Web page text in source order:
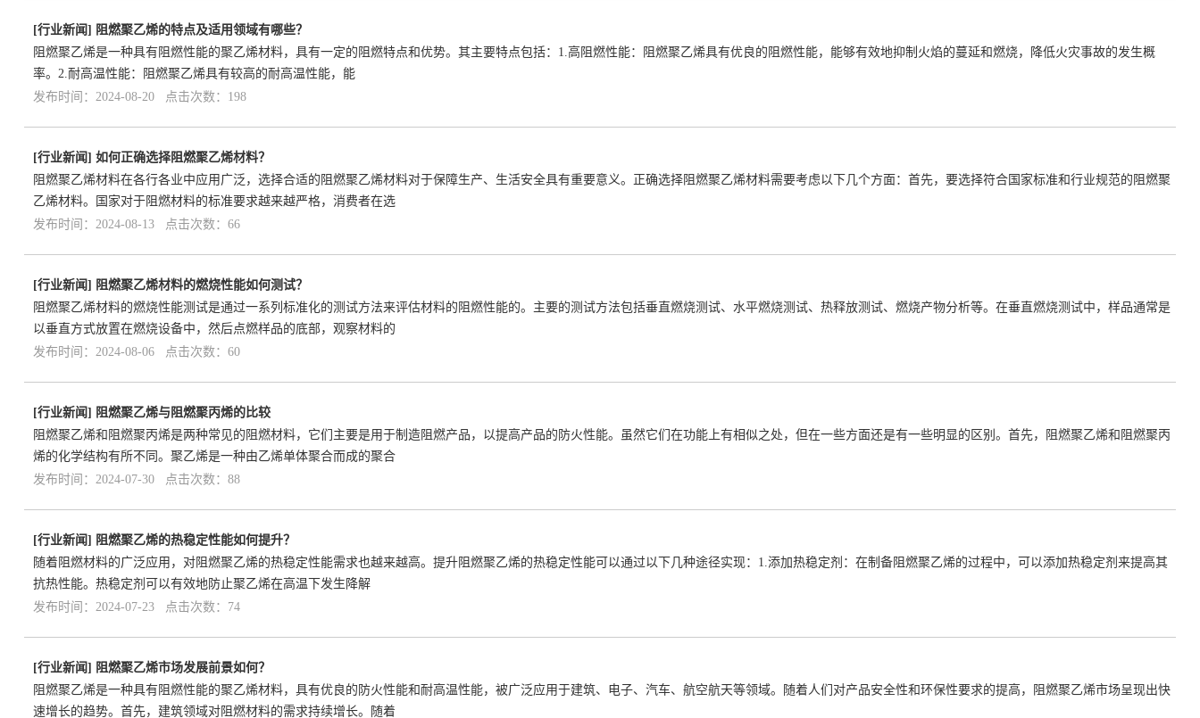
[行业新闻] 阻燃聚乙烯的特点及适用领域有哪些？
阻燃聚乙烯是一种具有阻燃性能的聚乙烯材料，具有一定的阻燃特点和优势。其主要特点包括：1.高阻燃性能：阻燃聚乙烯具有优良的阻燃性能，能够有效地抑制火焰的蔓延和燃烧，降低火灾事故的发生概
率。2.耐高温性能：阻燃聚乙烯具有较高的耐高温性能，能
发布时间：2024-08-20 点击次数：198
[行业新闻] 如何正确选择阻燃聚乙烯材料？
阻燃聚乙烯材料在各行各业中应用广泛，选择合适的阻燃聚乙烯材料对于保障生产、生活安全具有重要意义。正确选择阻燃聚乙烯材料需要考虑以下几个方面：首先，要选择符合国家标准和行业规范的阻燃聚
乙烯材料。国家对于阻燃材料的标准要求越来越严格，消费者在选
发布时间：2024-08-13 点击次数：66
[行业新闻] 阻燃聚乙烯材料的燃烧性能如何测试？
阻燃聚乙烯材料的燃烧性能测试是通过一系列标准化的测试方法来评估材料的阻燃性能的。主要的测试方法包括垂直燃烧测试、水平燃烧测试、热释放测试、燃烧产物分析等。在垂直燃烧测试中，样品通常是
以垂直方式放置在燃烧设备中，然后点燃样品的底部，观察材料的
发布时间：2024-08-06 点击次数：60
[行业新闻] 阻燃聚乙烯与阻燃聚丙烯的比较
阻燃聚乙烯和阻燃聚丙烯是两种常见的阻燃材料，它们主要是用于制造阻燃产品，以提高产品的防火性能。虽然它们在功能上有相似之处，但在一些方面还是有一些明显的区别。首先，阻燃聚乙烯和阻燃聚丙
烯的化学结构有所不同。聚乙烯是一种由乙烯单体聚合而成的聚合
发布时间：2024-07-30 点击次数：88
[行业新闻] 阻燃聚乙烯的热稳定性能如何提升？
随着阻燃材料的广泛应用，对阻燃聚乙烯的热稳定性能需求也越来越高。提升阻燃聚乙烯的热稳定性能可以通过以下几种途径实现：1.添加热稳定剂：在制备阻燃聚乙烯的过程中，可以添加热稳定剂来提高其
抗热性能。热稳定剂可以有效地防止聚乙烯在高温下发生降解
发布时间：2024-07-23 点击次数：74
[行业新闻] 阻燃聚乙烯市场发展前景如何？
阻燃聚乙烯是一种具有阻燃性能的聚乙烯材料，具有优良的防火性能和耐高温性能，被广泛应用于建筑、电子、汽车、航空航天等领域。随着人们对产品安全性和环保性要求的提高，阻燃聚乙烯市场呈现出快
速增长的趋势。首先，建筑领域对阻燃材料的需求持续增长。随着